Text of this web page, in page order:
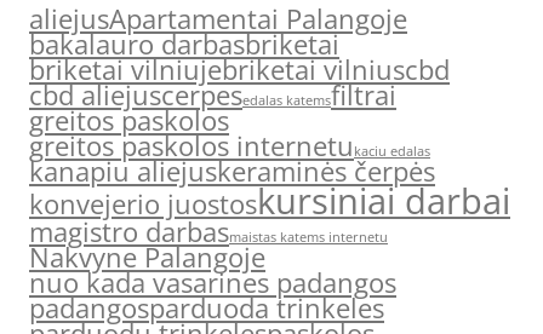
aliejusApartamentai Palangoje
bakalauro darbasbriketai
briketai vilniujebriketai vilniuscbd
cbd aliejuscerpesedalas katemsfiltrai
greitos paskolos
greitos paskolos internetu kaciu edalas
kanapiu aliejuskeraminės čerpės
konvejerio juostoskursiniai darbai
magistro darbasmaistas katems internetu
Nakvyne Palangoje
nuo kada vasarines padangos
padangosparduoda trinkeles